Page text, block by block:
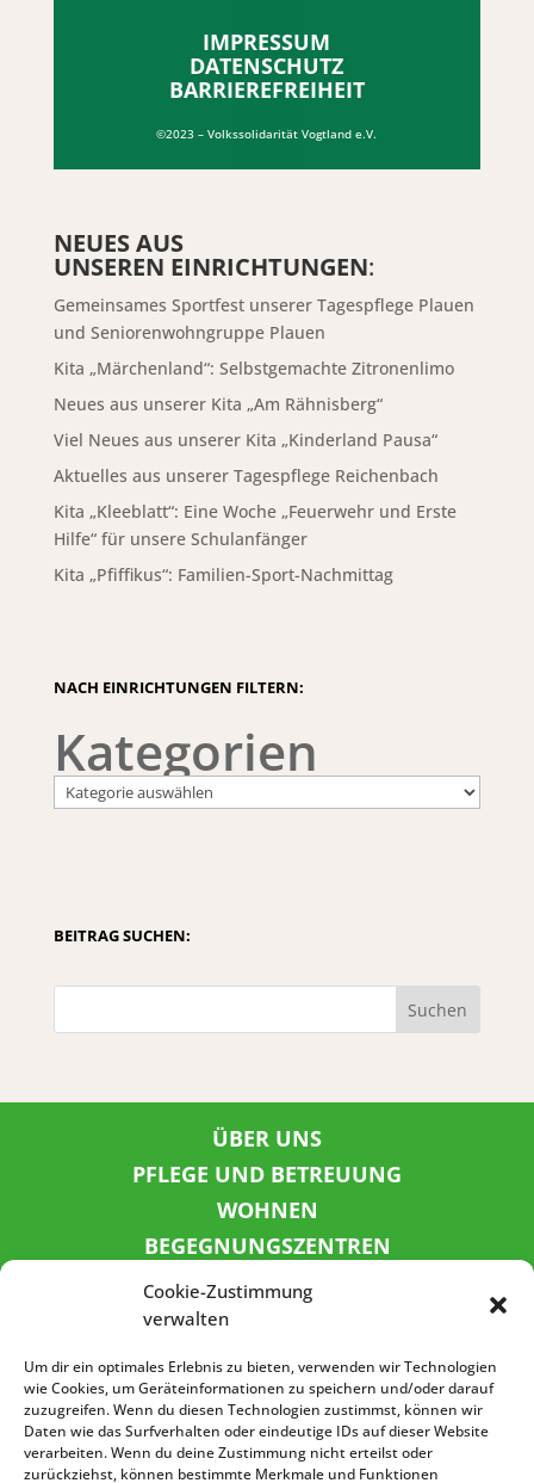
Cookie-Zustimmung
verwalten
Um dir ein optimales Erlebnis zu bieten, verwenden wir Technologien
wie Cookies, um Geräteinformationen zu speichern und/oder darauf
zuzugreifen. Wenn du diesen Technologien zustimmst, können wir
Daten wie das Surfverhalten oder eindeutige IDs auf dieser Website
verarbeiten. Wenn du deine Zustimmung nicht erteilst oder
zurückziehst, können bestimmte Merkmale und Funktionen
IMPRESSUM
DATENSCHUTZ
BARRIEREFREIHEIT
©2023 – Volkssolidarität Vogtland e.V.
NEUES AUS
UNSEREN EINRICHTUNGEN:
Gemeinsames Sportfest unserer Tagespflege Plauen
und Seniorenwohngruppe Plauen
Kita „Märchenland“: Selbstgemachte Zitronenlimo
Neues aus unserer Kita „Am Rähnisberg“
Viel Neues aus unserer Kita „Kinderland Pausa“
Aktuelles aus unserer Tagespflege Reichenbach
Kita „Kleeblatt“: Eine Woche „Feuerwehr und Erste
Hilfe“ für unsere Schulanfänger
Kita „Pfiffikus“: Familien-Sport-Nachmittag
NACH EINRICHTUNGEN FILTERN:
Kategorien
BEITRAG SUCHEN:
Suchen
ÜBER UNS
PFLEGE UND BETREUUNG
WOHNEN
BEGEGNUNGSZENTREN
KINDER UND JUGEND
KONTAKT
SPENDENKONTO
Sozialbank